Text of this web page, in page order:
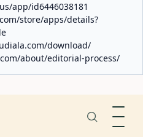
app/id6446038181
store/apps/details?
download/
about/editorial-process/